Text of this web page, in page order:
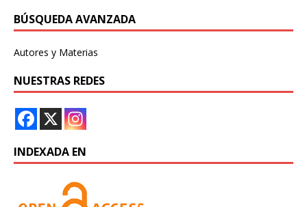
BÚSQUEDA AVANZADA
Autores y Materias
NUESTRAS REDES
INDEXADA EN